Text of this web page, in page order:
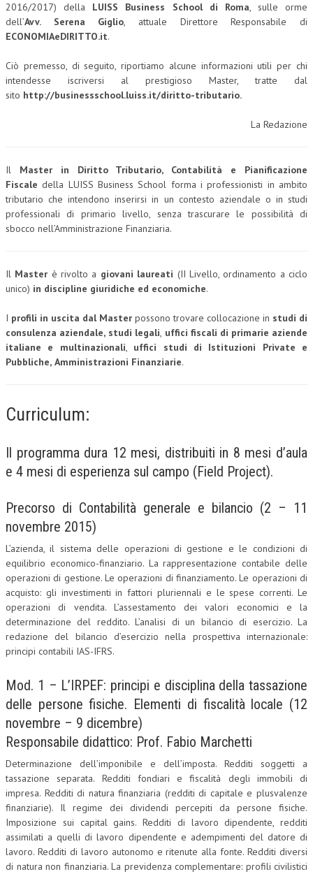
COLLABORA CON NOI
ECONOMIA
CORPORATE SOCIAL RESPONSIBILITY
RISORSE UMANE
TREASURY IN FINANCIAL SERVICES
SVILUPPO SOSTENIBILE
PERSONA E CITTÀ
L’UMANISTA
DIRITTO
DIRITTO DELLE IMPRESE IN CRISI
CRIMINOLOGIA E CRIMINALISTICA
SICUREZZA SUL LAVORO
FISCO
DIRITTO TRIBUTARIO
FISCALITÀ INTERNAZIONALE
TAX RISK MANAGEMENT
CRIMINOLOGIA TRIBUTARIA
CFC E PARADISI FISCALI
TRANSFER PRICING
PRASSI
AMMINISTRATIVA
TRIBUTARIA
GIURISPRUDENZA
EUROPEA
COSTITUZIONALE
CIVILE
2016/2017) della LUISS Business School di Roma, sulle orme
dell’Avv. Serena Giglio, attuale Direttore Responsabile di
ECONOMIAeDIRITTO.it.
Ciò premesso, di seguito, riportiamo alcune informazioni utili per chi
intendesse iscriversi al prestigioso Master, tratte dal
sito http://businessschool.luiss.it/diritto-tributario.
La Redazione
Il Master in Diritto Tributario, Contabilità e Pianificazione
Fiscale della LUISS Business School forma i professionisti in ambito
tributario che intendono inserirsi in un contesto aziendale o in studi
professionali di primario livello, senza trascurare le possibilità di
sbocco nell’Amministrazione Finanziaria.
Il Master è rivolto a giovani laureati (II Livello, ordinamento a ciclo
unico) in discipline giuridiche ed economiche.
I profili in uscita dal Master possono trovare collocazione in studi di
consulenza aziendale, studi legali, uffici fiscali di primarie aziende
italiane e multinazionali, uffici studi di Istituzioni Private e
Pubbliche, Amministrazioni Finanziarie.
Curriculum:
Il programma dura 12 mesi, distribuiti in 8 mesi d’aula
e 4 mesi di esperienza sul campo (Field Project).
Precorso di Contabilità generale e bilancio (2 – 11
novembre 2015)
L’azienda, il sistema delle operazioni di gestione e le condizioni di
equilibrio economico-finanziario. La rappresentazione contabile delle
operazioni di gestione. Le operazioni di finanziamento. Le operazioni di
acquisto: gli investimenti in fattori pluriennali e le spese correnti. Le
operazioni di vendita. L’assestamento dei valori economici e la
determinazione del reddito. L’analisi di un bilancio di esercizio. La
redazione del bilancio d’esercizio nella prospettiva internazionale:
principi contabili IAS-IFRS.
Mod. 1 – L’IRPEF: principi e disciplina della tassazione
delle persone fisiche. Elementi di fiscalità locale (12
novembre – 9 dicembre)
Responsabile didattico: Prof. Fabio Marchetti
Determinazione dell’imponibile e dell’imposta. Redditi soggetti a
tassazione separata. Redditi fondiari e fiscalità degli immobili di
impresa. Redditi di natura finanziaria (redditi di capitale e plusvalenze
finanziarie). Il regime dei dividendi percepiti da persone fisiche.
Imposizione sui capital gains. Redditi di lavoro dipendente, redditi
assimilati a quelli di lavoro dipendente e adempimenti del datore di
lavoro. Redditi di lavoro autonomo e ritenute alla fonte. Redditi diversi
di natura non finanziaria. La previdenza complementare: profili civilistici